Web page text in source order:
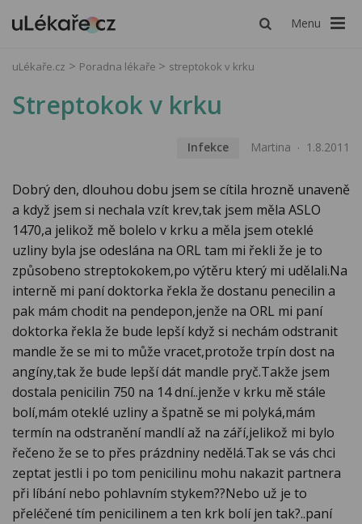
Menu
uLékaře.cz Poradna lékaře streptokok v krku
Streptokok v krku
Infekce Martina 1.8.2011
Dobrý den, dlouhou dobu jsem se cítila hrozně unaveně
a když jsem si nechala vzít krev,tak jsem měla ASLO
1470,a jelikož mě bolelo v krku a měla jsem oteklé
uzliny byla jse odeslána na ORL tam mi řekli že je to
způsobeno streptokokem,po výtěru který mi udělali.Na
interně mi paní doktorka řekla že dostanu penecilin a
pak mám chodit na pendepon,jenže na ORL mi paní
doktorka řekla že bude lepší když si nechám odstranit
mandle že se mi to může vracet,protože trpín dost na
angíny,tak že bude lepší dát mandle pryč.Takže jsem
dostala penicilin 750 na 14 dní..jenže v krku mě stále
bolí,mám oteklé uzliny a špatně se mi polyká,mám
termín na odstranění mandlí až na září,jelikož mi bylo
řečeno že se to přes prázdniny nedělá.Tak se vás chci
zeptat jestli i po tom penicilinu mohu nakazit partnera
při líbání nebo pohlavním stykem??Nebo už je to
přeléčené tím penicilinem a ten krk bolí jen tak?..paní